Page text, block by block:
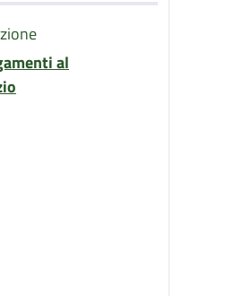
al